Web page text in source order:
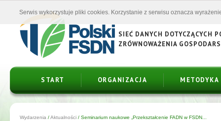
SIEĆ DANYCH DOTYCZĄCYCH
ZRÓWNOWAŻENIA
START ORGANIZACJA METODYKA
Wydarzenia /Aktualności / Seminarium naukowe „Przekształcenie FADN w FSDN...
Serwis wykorzystuje pliki cookies. Korzystanie z serwisu oznacza